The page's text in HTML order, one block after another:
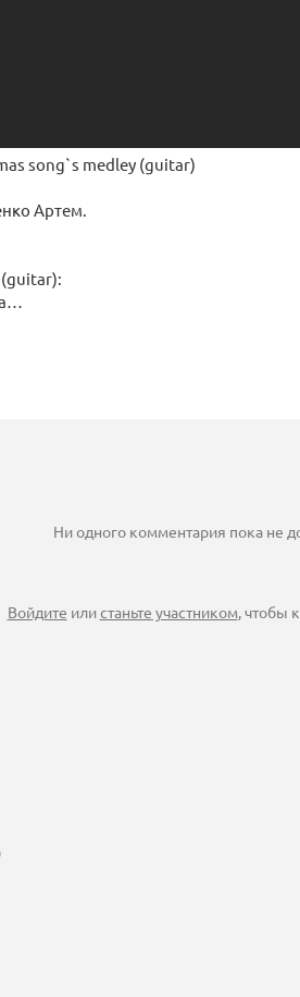
song`s medley (guitar)
Артем.
Ни одного комментария пока не
Войдите илистаньте участником, чтобы